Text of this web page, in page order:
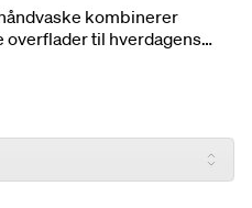
kombinerer
til hverdagens
helhed i badeværelset.